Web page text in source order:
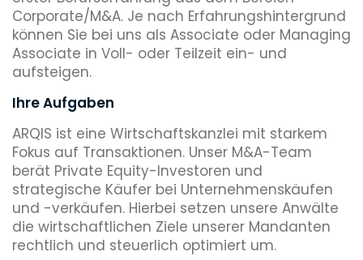
Corporate/M&A. Je nach Erfahrungshintergrund
können Sie bei uns als Associate oder Managing
Associate in Voll- oder Teilzeit ein- und
aufsteigen.
Ihre Aufgaben
ARQIS ist eine Wirtschaftskanzlei mit starkem
Fokus auf Transaktionen. Unser M&A-Team
berät Private Equity-Investoren und
strategische Käufer bei Unternehmenskäufen
und -verkäufen. Hierbei setzen unsere Anwälte
die wirtschaftlichen Ziele unserer Mandanten
rechtlich und steuerlich optimiert um.